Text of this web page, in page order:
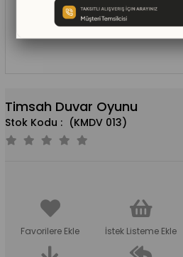
Timsah Duvar Oyunu
(KMDV 013)
Favorilere Ekle İstek Listeme Ekle